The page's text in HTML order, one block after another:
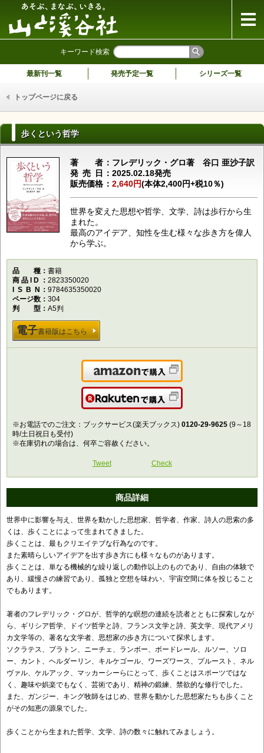
キーワード検索
最新刊一覧 発売予定一覧 シリーズ一覧
トップページに戻る
歩くという哲学
著者フレデリック・グロ著 谷口 亜沙子訳
発売日 2025.02.18発売
販売価格
2,640円(本体2,400円+税10％)
世界を変えた思想や哲学、文学、詩は歩行から生
まれた。
最高のアイデア、知性を生む様々な歩き方を偉人
から学ぶ。
品種書籍
商品ID
2823350020
ISBN
9784635350020
ページ数
304
判型A5判
電子書籍版はこちら
Amazonで購入
楽天で購入
※お電話でのご注文：ブックサービス(楽天ブックス) 0120-29-9625 (9～18
時/土日祝日も受付)
※在庫切れの場合は、何卒ご容赦ください。
Tweet Check
商品詳細
世界中に影響を与え、世界を動かした思想家、哲学者、作家、詩人の思索の多
くは、歩くことによって生まれてきました。
歩くことは、最もクリエイテブな行為なのです。
また素晴らしいアイデアを出す歩き方にも様々なものがあります。
歩くことは、単なる機械的な繰り返しの動作以上のものであり、自由の体験で
あり、緩慢さの練習であり、孤独と空想を味わい、宇宙空間に体を投じること
でもあります。
著者のフレデリック・グロが、哲学的な瞑想の連続を読者とともに探索しなが
ら、ギリシア哲学、ドイツ哲学と詩、フランス文学と詩、英文学、現代アメリ
カ文学等の、著名な文学者、思想家の歩き方について探求します。
ソクラテス、プラトン、ニーチェ、ランボー、ボードレール、ルソー、ソロ
ー、カント、ヘルダーリン、キルケゴール、ワーズワース、プルースト、ネル
ヴァル、ケルアック、マッカーシーらにとって、歩くことはスポーツではな
く、趣味や娯楽でもなく、芸術であり、精神の鍛練、禁欲的な修行でした。
また、ガンジー、キング牧師をはじめ、世界を動かした思想家たちも歩くこと
がその知恵の源泉でした。
歩くことから生まれた哲学、文学、詩の数々に触れてみましょう。